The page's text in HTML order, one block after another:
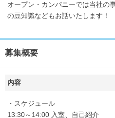
オープン・カンパニーでは当社の
の豆知識などもお話いたします！
募集概要
内容
・スケジュール
13:30～14:00 入室、自己紹介